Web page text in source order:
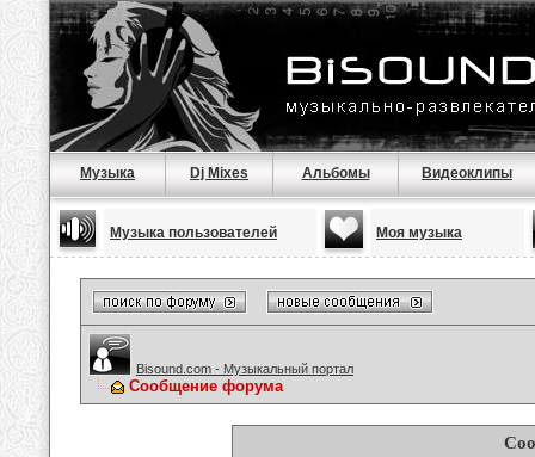
Музыка Dj Mixes Альбомы Видеоклипы
Музыка пользователей Моя музыка
Bisound.com - Музыкальный портал
Сообщение форума